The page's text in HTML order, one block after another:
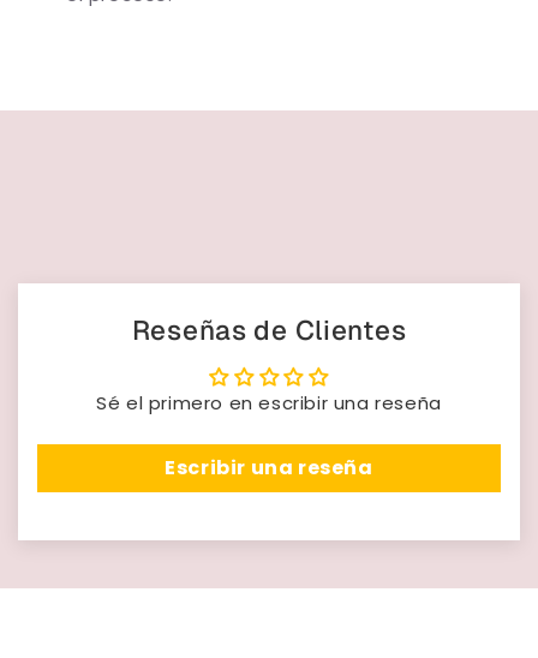
Reseñas de Clientes
Sé el primero en escribir una reseña
Escribir una reseña